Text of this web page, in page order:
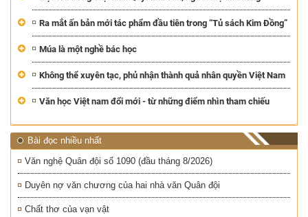
Ra mắt ấn bản mới tác phẩm đầu tiên trong “Tủ sách Kim Đồng”
Múa là một nghề bác học
Không thể xuyên tạc, phủ nhận thành quả nhân quyền Việt Nam
Văn học Việt nam đổi mới - từ những điểm nhìn tham chiếu
Bài đọc nhiều nhất
Văn nghệ Quân đội số 1090 (đầu tháng 8/2026)
Duyên nợ văn chương của hai nhà văn Quân đội
Chất thơ của vạn vật